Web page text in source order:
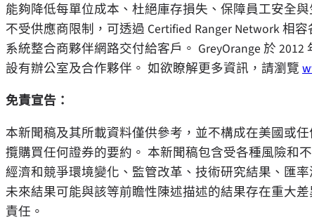
能夠降低每單位成本、杜絕庫存損失、保障員工安全
不受供應商限制，可透過 Certified Ranger Network 相
系統整合商夥伴網路交付給客戶。 GreyOrange 於
設有辦公室及合作夥伴。 如欲瞭解更多資訊，請瀏覽
免責宣告：
本新聞稿及其所載資料僅供參考，並不構成在美國或
攬購買任何證券的要約。 本新聞稿包含受各種風險和
經濟和競爭環境變化、監管改革、技術研究結果、匯
未來結果可能與該等前瞻性陳述描述的結果存在重大
責任。